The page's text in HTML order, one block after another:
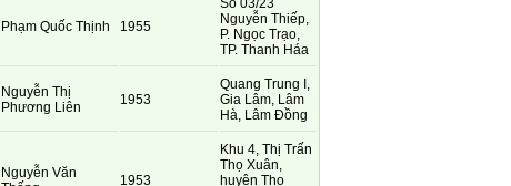
Phạm Quốc Thịnh 1955
Số 03/23
Nguyễn Thiếp,
P. Ngọc Trạo,
TP. Thanh Háa
Nguyễn Thị
Phương Liên
1953
Quang Trung I,
Gia Lâm, Lâm
Hà, Lâm Đồng
Nguyễn Văn
1953
Khu 4, Thị Trấn
Thọ Xuân,
huyện Thọ